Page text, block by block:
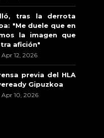
tras la derrota
"Me duele que en
la imagen que
afición"
Apr 12, 2026
previa del HLA
Gipuzkoa
Apr 10, 2026